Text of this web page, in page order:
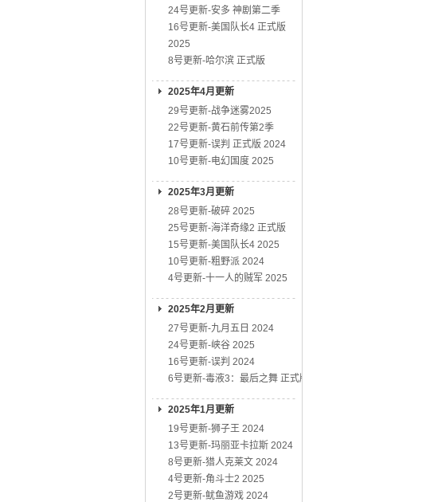
24号更新-安多 神剧第二季
16号更新-美国队长4 正式版
2025
8号更新-哈尔滨 正式版
2025年4月更新
29号更新-战争迷雾2025
22号更新-黄石前传第2季
17号更新-误判 正式版 2024
10号更新-电幻国度 2025
2025年3月更新
28号更新-破碎 2025
25号更新-海洋奇缘2 正式版
15号更新-美国队长4 2025
10号更新-粗野派 2024
4号更新-十一人的贼军 2025
2025年2月更新
27号更新-九月五日 2024
24号更新-峡谷 2025
16号更新-误判 2024
6号更新-毒液3：最后之舞 正式版
2025年1月更新
19号更新-狮子王 2024
13号更新-玛丽亚卡拉斯 2024
8号更新-猎人克莱文 2024
4号更新-角斗士2 2025
2号更新-鱿鱼游戏 2024